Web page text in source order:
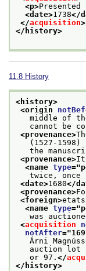
<p>Presented
<date>1738</
</acquisition>
</history>
11.8 History
<history>
<origin
middle of the
cannot be
<provenance>
(1527-1598)
the
<provenance>It
<name type="
twice, once
<date>1680</
<provenance>
<foreign>
<name type="
was
<acquisition
notAfter="
Árni
auction lot
or 97. </
</history>